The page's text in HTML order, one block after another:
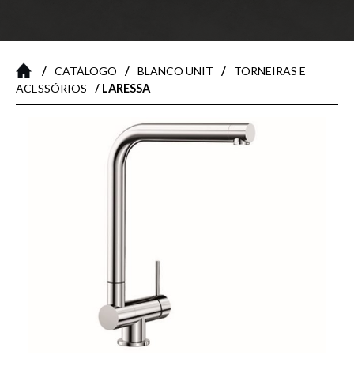
/ CATÁLOGO / BLANCO UNIT /
TORNEIRAS E
ACESSÓRIOS
/ LARESSA